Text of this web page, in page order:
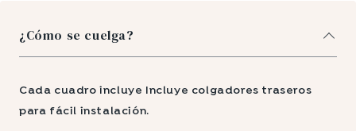
¿Cómo se cuelga?
Cada cuadro incluye Incluye colgadores traseros
para fácil instalación.